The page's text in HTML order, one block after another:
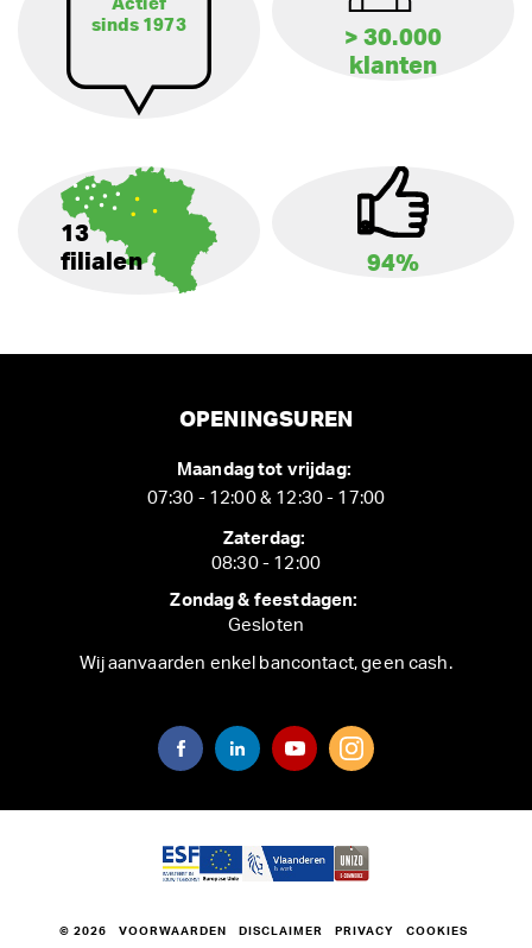
Actief
sinds 1973
> 30.000
klanten
13
filialen
94%
OPENINGSUREN
Maandag tot vrijdag:
07:30 - 12:00 & 12:30 - 17:00
Zaterdag:
08:30 - 12:00
Zondag & feestdagen:
Gesloten
Wij aanvaarden enkel bancontact, geen cash.
© 2026 VOORWAARDEN DISCLAIMER PRIVACY COOKIES